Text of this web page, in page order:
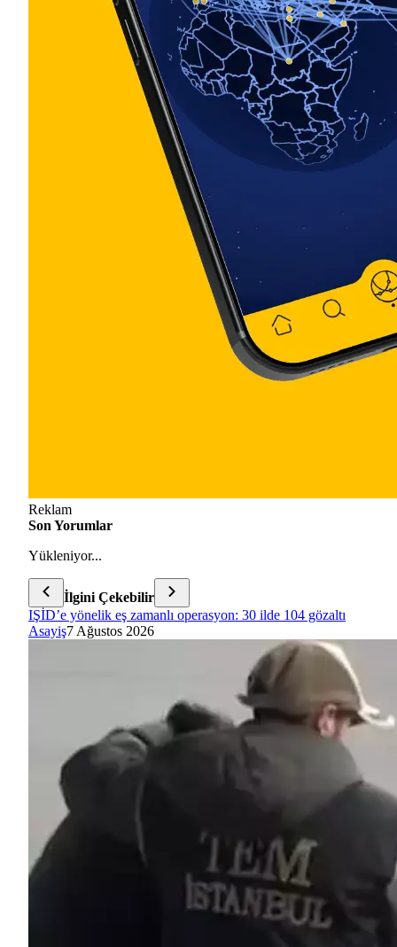
Reklam
Son Yorumlar
Yükleniyor...
İlgini Çekebilir
IŞİD’e yönelik eş zamanlı operasyon: 30 ilde 104 gözaltı
Asayiş7 Ağustos 2026